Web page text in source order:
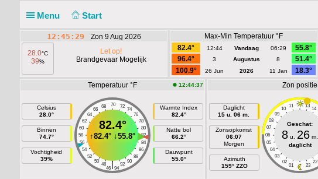
Menu Start
12:45:29
Zon 9 Aug 2026
28.0°C
39%
Let op!
Brandgevaar Mogelijk
Max-Min Temperatuur °F
82.4°
12:44 Vandaag 06:29
55.8°
96.4°
3 Augustus 8
51.4°
100.9°
26 Jun 2026 11 Jan 18.3°
Temperatuur °F 12:44:37
Celsius
28.0°
Binnen
74.7°
Vochtigheid
39%
70
68 72
66
74
64
76
62
78
60
80
58
82
56
84
54
86
52
88
50
90
48 92
|
46 94
82.4°
↑82.4° ↓55.8°
Warmte Index
82.4°
Natte bol
66.2°
Dauwpunt
55.0°
Zon positie
Daglicht
15 u. 06 m.
Zonsopkomst
06:07
Morgen
Azimuth
159° ZZO
11 13
10
14
09
08
07
06
05
04
03
02
22
01 23
Geschat:
8 u. 26 m.
daglicht